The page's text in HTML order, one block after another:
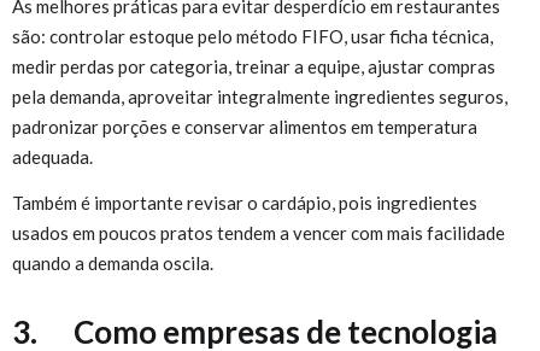
As melhores práticas para evitar desperdício em restaurantes
são: controlar estoque pelo método FIFO, usar ficha técnica,
medir perdas por categoria, treinar a equipe, ajustar compras
pela demanda, aproveitar integralmente ingredientes seguros,
padronizar porções e conservar alimentos em temperatura
adequada.
Também é importante revisar o cardápio, pois ingredientes
usados em poucos pratos tendem a vencer com mais facilidade
quando a demanda oscila.
3. Como empresas de tecnologia